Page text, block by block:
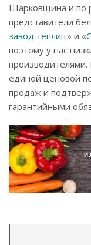
Шарковщина и по
представители
завод теплиц» и «
поэтому у нас
единой ценовой
продаж и
гарантийными